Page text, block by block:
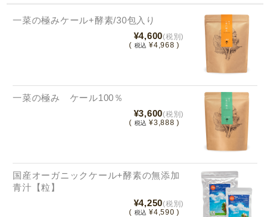
一菜の極みケール+酵素/30包入り
¥4,600(税別)
( 税込 ¥4,968 )
一菜の極み ケール100％
¥3,600(税別)
( 税込 ¥3,888 )
国産オーガニックケール+酵素の無添加
青汁【粒】
¥4,250(税別)
( 税込 ¥4,590 )